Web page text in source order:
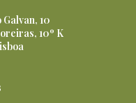
10
10º K